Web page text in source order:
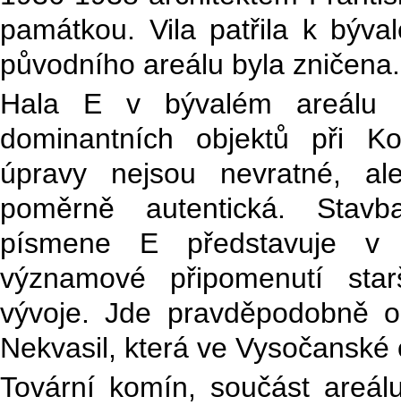
památkou. Vila patřila k
původního areálu byla zničena.
Hala E v bývalém areálu
dominantních objektů při
úpravy nejsou nevratné,
poměrně autentická.
písmene E představuje v
významové připomenutí
vývoje. Jde pravděpodobně
Nekvasil, která ve
Tovární komín, součást